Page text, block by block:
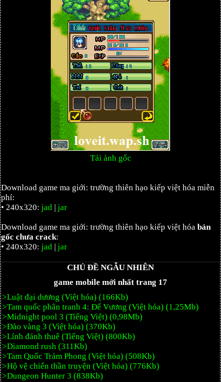
Tải ảnh gốc
Download game ma giới: trường thiên hạo kiếp việt hóa miễn
phí:
• 240x320: jad | jar
Download game ma giới: trường thiên hạo kiếp việt hóa bản
gốc chưa crack:
• 240x320: jad | jar
CHỦ ĐỀ NGẪU NHIÊN
game mobile mới nhất trang 17
>Luật đại dương (Việt hóa) (166Kb)
>Tam quốc phân tranh 4: Đế Vương (Việt hóa) (1,25Mb)
>Midnight pool 3 (Tiếng Việt) (0,98Mb)
>Đào vàng 3 (Việt hóa) (370Kb)
>Lính đánh thuê (Tiếng Việt) (800Kb)
>Diamond rush (311Kb)
>Tam Quốc Trảm Phong (Việt hóa) (508Kb)
>Hộ vệ chiến thần truyện (Việt hóa) (776Kb)
>Dungeon Hunter 3 (838Kb)